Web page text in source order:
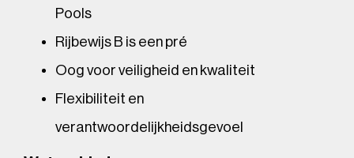
Pools
Rijbewijs B is een pré
Oog voor veiligheid en kwaliteit
Flexibiliteit en
verantwoordelijkheidsgevoel